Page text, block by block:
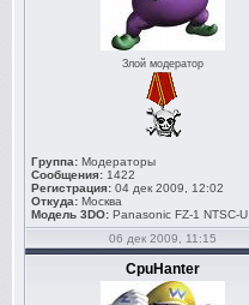
Злой модератор
Группа: Модераторы
Сообщения: 1422
Регистрация: 04 дек 2009, 12:02
Откуда: Москва
Модель 3DO: Panasonic FZ-1 NTSC-U
06 дек 2009, 11:15
CpuHanter